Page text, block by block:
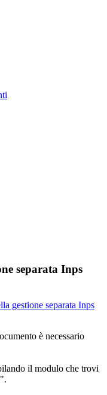
separata Inps
gestione separata Inps
è necessario
il modulo che trovi